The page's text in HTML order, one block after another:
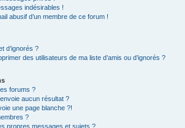
indésirables !
abusif d’un membre de ce forum !
d’ignorés ?
des utilisateurs de ma liste d’amis ou d’ignorés ?
forums ?
aucun résultat ?
une page blanche ?!
?
propres messages et sujets ?